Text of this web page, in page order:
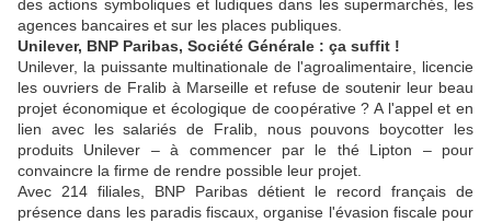
des actions symboliques et ludiques dans les supermarchés, les
agences bancaires et sur les places publiques.
Unilever, BNP Paribas, Société Générale : ça suffit !
Unilever, la puissante multinationale de l'agroalimentaire, licencie
les ouvriers de Fralib à Marseille et refuse de soutenir leur beau
projet économique et écologique de coopérative ? A l'appel et en
lien avec les salariés de Fralib, nous pouvons boycotter les
produits Unilever – à commencer par le thé Lipton – pour
convaincre la firme de rendre possible leur projet.
Avec 214 filiales, BNP Paribas détient le record français de
présence dans les paradis fiscaux, organise l'évasion fiscale pour